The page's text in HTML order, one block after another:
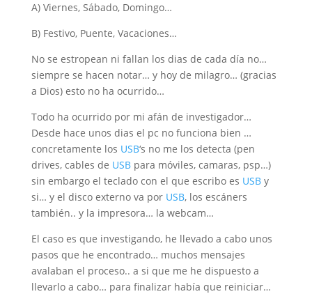
A) Viernes, Sábado, Domingo…
B) Festivo, Puente, Vacaciones…
No se estropean ni fallan los dias de cada día no…
siempre se hacen notar… y hoy de milagro… (gracias
a Dios) esto no ha ocurrido…
Todo ha ocurrido por mi afán de investigador…
Desde hace unos dias el pc no funciona bien …
concretamente los USB‘s no me los detecta (pen
drives, cables de USBpara móviles, camaras, psp…)
sin embargo el teclado con el que escribo es USBy
si… y el disco externo va por USB, los escáners
también.. y la impresora… la webcam…
El caso es que investigando, he llevado a cabo unos
pasos que he encontrado… muchos mensajes
avalaban el proceso.. a si que me he dispuesto a
llevarlo a cabo… para finalizar había que reiniciar…